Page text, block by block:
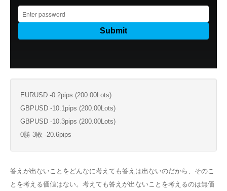
EURUSD -0.2pips (200.00Lots)
GBPUSD -10.1pips (200.00Lots)
GBPUSD -10.3pips (200.00Lots)
0勝 3敗 -20.6pips
答えが出ないことをどんなに考えても答えは出ないのだから、そのこ
とを考える価値はない。考えても答えが出ないことを考えるのは無価